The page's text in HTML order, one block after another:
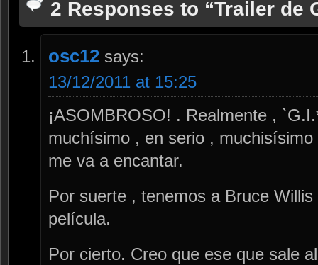
2 Responses to “Trailer de
osc12 says:
13/12/2011 at 15:25
¡ASOMBROSO! . Realmente ,
muchísimo , en serio ,
me va a encantar.
Por suerte , tenemos a Bruce
película.
Por cierto. Creo que ese que sale